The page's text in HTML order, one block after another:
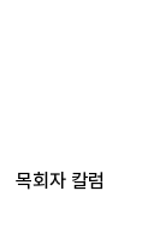
목회자 칼럼